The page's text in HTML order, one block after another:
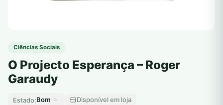
Ciências Sociais
O Projecto Esperança – Roger
Garaudy
Estado:Bom Disponível em loja